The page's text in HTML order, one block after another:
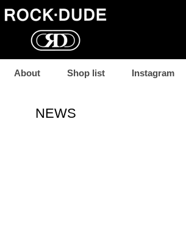
ツ
About Shop list Instagram
NEWS